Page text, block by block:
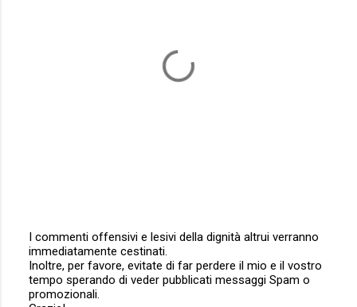
P
o
s
t
I commenti offensivi e lesivi della dignità altrui verranno
immediatamente cestinati.
Inoltre, per favore, evitate di far perdere il mio e il vostro
tempo sperando di veder pubblicati messaggi Spam o
promozionali.